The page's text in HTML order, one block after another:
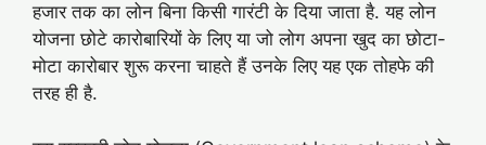
हजार तक का लोन बिना किसी गारंटी के दिया जाता है. यह लोन
योजना छोटे कारोबारियों के लिए या जो लोग अपना खुद का छोटा-
मोटा कारोबार शुरू करना चाहते हैं उनके लिए यह एक तोहफे की
तरह ही है.